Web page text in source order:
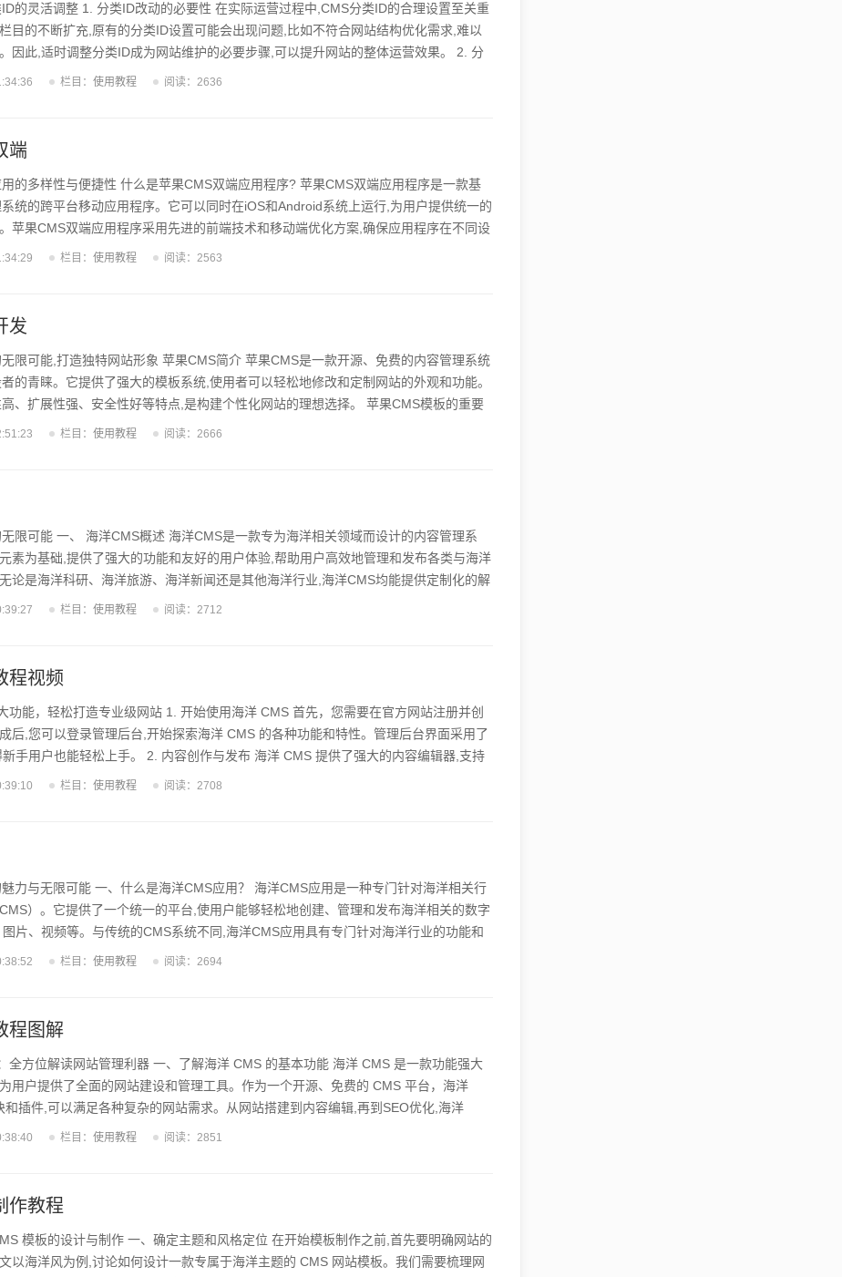
的灵活调整 1. 分类ID改动的必要性 在实际运营过程中,CMS分类ID的合理设置至关重
目的不断扩充,原有的分类ID设置可能会出现问题,比如不符合网站结构优化需求,难以
因此,适时调整分类ID成为网站维护的必要步骤,可以提升网站的整体运营效果。 2. 分
在正式改动分类ID之前,需要做好充分的准备工作。首先,需要全面梳理网站现有的栏目
栏目： 使用教程 阅读：2636
端
的多样性与便捷性 什么是苹果CMS双端应用程序? 苹果CMS双端应用程序是一款基
统的跨平台移动应用程序。它可以同时在iOS和Android系统上运行,为用户提供统一的
苹果CMS双端应用程序采用先进的前端技术和移动端优化方案,确保应用程序在不同设
用户带来高质量的使用体验。 苹果CMS双端应用程序的特点 苹果CMS双端应用程序具
栏目： 使用教程 阅读：2563
发
限可能,打造独特网站形象 苹果CMS简介 苹果CMS是一款开源、免费的内容管理系统
的青睐。它提供了强大的模板系统,使用者可以轻松地修改和定制网站的外观和功能。
、扩展性强、安全性好等特点,是构建个性化网站的理想选择。 苹果CMS模板的重要
,模板的选择至关重要。优秀的模板不仅能提升网站的视觉效果,还能提高用户体验,增强
、开...
栏目： 使用教程 阅读：2666
限可能 一、 海洋CMS概述 海洋CMS是一款专为海洋相关领域而设计的内容管理系
素为基础,提供了强大的功能和友好的用户体验,帮助用户高效地管理和发布各类与海洋
论是海洋科研、海洋旅游、海洋新闻还是其他海洋行业,海洋CMS均能提供定制化的解
。 二、 海洋CMS的核心功能 海洋CMS的核心功能主要包括:内容管理、多媒体管理、
删除网站用户,并设置不...
栏目： 使用教程 阅读：2712
程视频
功能，轻松打造专业级网站 1. 开始使用海洋 CMS 首先，您需要在官方网站注册并创
后,您可以登录管理后台,开始探索海洋 CMS 的各种功能和特性。管理后台界面采用了
手用户也能轻松上手。 2. 内容创作与发布 海洋 CMS 提供了强大的内容编辑器,支持
视频的插入。您可以在编辑器中轻松编写文章,并设置发布时间、标签等属性。发布后,
栏目： 使用教程 阅读：2708
力与无限可能 一、什么是海洋CMS应用？ 海洋CMS应用是一种专门针对海洋相关行
）。它提供了一个统一的平台,使用户能够轻松地创建、管理和发布海洋相关的数字
片、视频等。与传统的CMS系统不同,海洋CMS应用具有专门针对海洋行业的功能和
海洋相关企业和组织的需求。 二、海洋CMS应用的主要功能 海洋CMS应用的主要功能
助用户了解内容的...
栏目： 使用教程 阅读：2694
程图解
全方位解读网站管理利器 一、了解海洋 CMS 的基本功能 海洋 CMS 是一款功能强大
用户提供了全面的网站建设和管理工具。作为一个开源、免费的 CMS 平台，海洋
和插件,可以满足各种复杂的网站需求。从网站搭建到内容编辑,再到SEO优化,海洋
助用户实现。 二、下载并安装海洋 CMS 首先需要到海洋 CMS 官网
...
栏目： 使用教程 阅读：2851
作教程
模板的设计与制作 一、确定主题和风格定位 在开始模板制作之前,首先要明确网站的
以海洋风为例,讨论如何设计一款专属于海洋主题的 CMS 网站模板。我们需要梳理网